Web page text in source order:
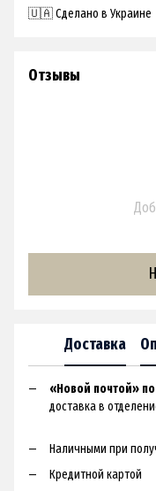
🇺🇦 Сделано в Украине
Отзывы
Доставка
«Новой почтой»
доставка в
Наличными при
Кредитной картой